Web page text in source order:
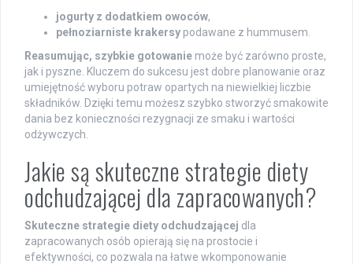
jogurty z dodatkiem owoców,
pełnoziarniste krakersy podawane z hummusem.
Reasumując, szybkie gotowanie może być zarówno proste,
jak i pyszne. Kluczem do sukcesu jest dobre planowanie oraz
umiejętność wyboru potraw opartych na niewielkiej liczbie
składników. Dzięki temu możesz szybko stworzyć smakowite
dania bez konieczności rezygnacji ze smaku i wartości
odżywczych.
Jakie są skuteczne strategie diety
odchudzającej dla zapracowanych?
Skuteczne strategie diety odchudzającej dla
zapracowanych osób opierają się na prostocie i
efektywności, co pozwala na łatwe wkomponowanie